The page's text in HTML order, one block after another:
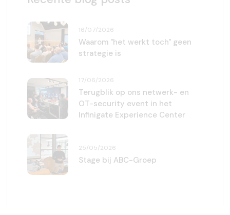
16/07/2026
Waarom "het werkt toch" geen
strategie is
17/06/2026
Terugblik op ons netwerk- en
OT-security event in het
Infinigate Experience Center
25/05/2026
Stage bij ABC-Groep